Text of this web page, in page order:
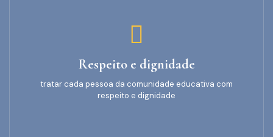
Respeito e dignidade
tratar cada pessoa da comunidade educativa com
respeito e dignidade